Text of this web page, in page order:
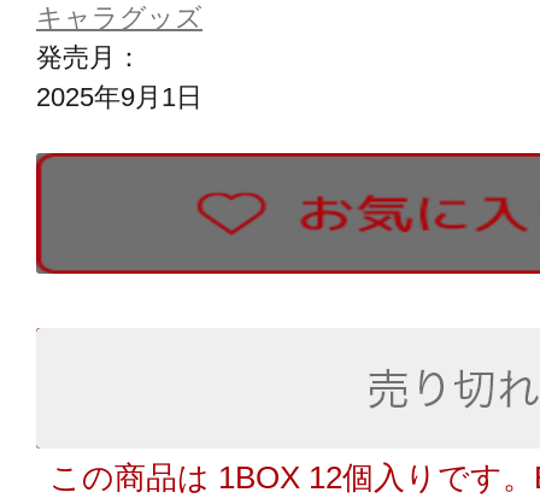
キャラグッズ
発売月：
2025年9月1日
この商品は 1BOX 12個入りです